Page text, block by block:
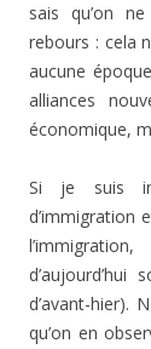
sais qu’on
rebours : cela
aucune
alliances
économique,
Si je suis
d’immigration
d’avant-hier).
qu’on en